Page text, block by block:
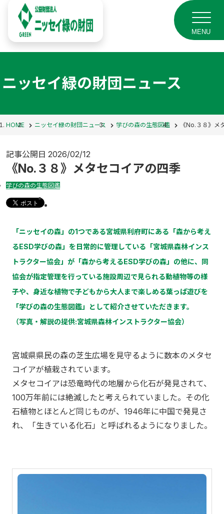
MENU
ニッセイ緑の財団ニュース
HOME ニッセイ緑の財団ニュース 学びの森の生態図鑑 《No.３８》メ
記事公開日 2026/02/12
《No.３８》メタセコイアの四季
学びの森の生態図鑑
「ニッセイの森」の1つである宮城県利府町にある「森から考え
るESD学びの森」を日常的に管理している「宮城県森林インス
トラクター協会」が「森から考えるESD学びの森」の他に、同
協会が指定管理を行っている施設周辺で見られる動植物等の様
子や、身近な植物で子どもから大人まで楽しめる葉っぱ遊びを
「学びの森の生態図鑑」として紹介させていただきます。
（写真・解説の提供:宮城県森林インストラクター協会）
宮城県県民の森の芝生広場を見守るように数本のメタセ
コイアが植栽されています。
メタセコイアは恐竜時代の地層から化石が発見されて、
100万年前には絶滅したと考えられていました。その化
石植物とほとんど同じものが、 1946年に中国で発見さ
れ、「生きている化石」と呼ばれるようになりました。